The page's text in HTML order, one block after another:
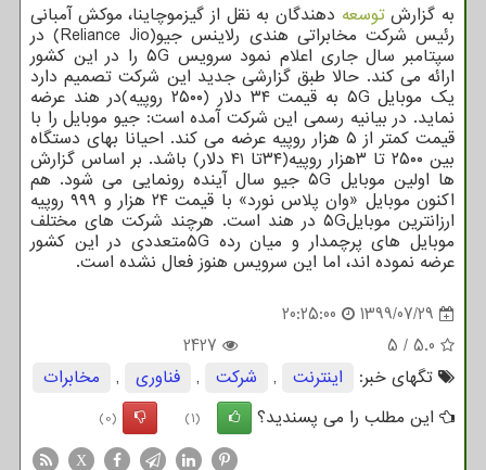
به گزارشتوسعه دهندگان به نقل از گیزموچاینا، موکش آمبانی
رئیس شرکت مخابراتی هندی رلاینس جیو(Reliance Jio) در
سپتامبر سال جاری اعلام نمود سرویس ۵G را در این کشور
ارائه می کند. حالا طبق گزارشی جدید این شرکت تصمیم دارد
یک موبایل ۵G به قیمت ۳۴ دلار (۲۵۰۰ روپیه)در هند عرضه
نماید. در بیانیه رسمی این شرکت آمده است: جیو موبایل را با
قیمت کمتر از ۵ هزار روپیه عرضه می کند. احیانا بهای دستگاه
بین ۲۵۰۰ تا ۳هزار روپیه(۳۴تا ۴۱ دلار) باشد. بر اساس گزارش
ها اولین موبایل ۵G جیو سال آینده رونمایی می شود. هم
اکنون موبایل «وان پلاس نورد» با قیمت ۲۴ هزار و ۹۹۹ روپیه
ارزانترین موبایل۵G در هند است. هرچند شرکت های مختلف
موبایل های پرچمدار و میان رده ۵Gمتعددی در این کشور
عرضه نموده اند، اما این سرویس هنوز فعال نشده است.
1399/07/29
20:25:00
5.0
/
5
2427
تگهای خبر:
اینترنت , شركت , فناوری ,
مخابرات
این مطلب را می پسندید؟
(1)
(0)
X